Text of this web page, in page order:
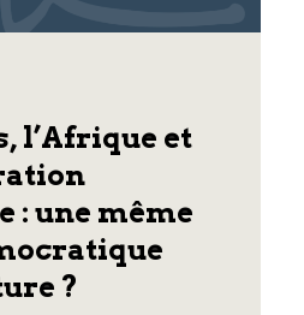
l’Afrique et
: une même
?